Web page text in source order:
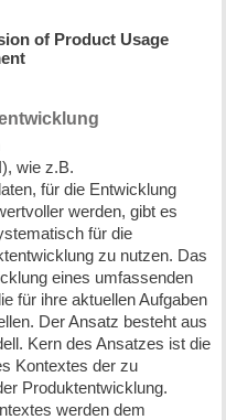
of Product Usage
wie z.B.
für die Entwicklung
werden, gibt es
für die
zu nutzen. Das
eines umfassenden
für ihre aktuellen Aufgaben
Der Ansatz besteht aus
Kern des Ansatzes ist die
Kontextes der zu
Produktentwicklung.
werden dem